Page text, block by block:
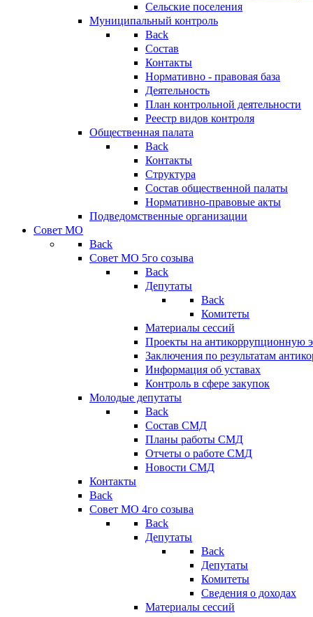
Сельские поселения
Муниципальный контроль
Back
Состав
Контакты
Нормативно - правовая база
Деятельность
План контрольной деятельности
Реестр видов контроля
Общественная палата
Back
Контакты
Структура
Состав общественной палаты
Нормативно-правовые акты
Подведомственные организации
Совет МО
Back
Совет МО 5го созыва
Back
Депутаты
Back
Комитеты
Материалы сессий
Проекты на антикоррупционную
Заключения по результатам
Информация об уставах
Контроль в сфере закупок
Молодые депутаты
Back
Состав СМД
Планы работы СМД
Отчеты о работе СМД
Новости СМД
Контакты
Back
Совет МО 4го созыва
Back
Депутаты
Back
Депутаты
Комитеты
Сведения о доходах
Материалы сессий